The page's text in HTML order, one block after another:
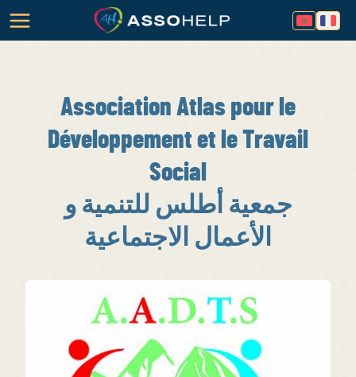
Association Atlas pour le
Développement et le Travail
Social
جمعية أطلس للتنمية و
الأعمال الاجتماعية